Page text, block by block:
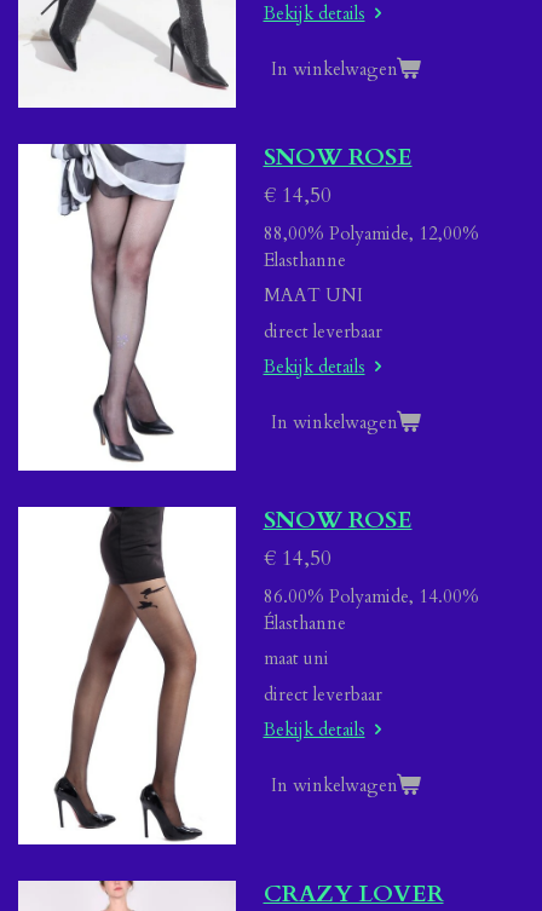
Bekijk details
In winkelwagen
SNOW ROSE
€ 14,50
88,00% Polyamide, 12,00%
Elasthanne
MAAT UNI
direct leverbaar
Bekijk details
In winkelwagen
SNOW ROSE
€ 14,50
86.00% Polyamide, 14.00%
Élasthanne
maat uni
direct leverbaar
Bekijk details
In winkelwagen
CRAZY LOVER